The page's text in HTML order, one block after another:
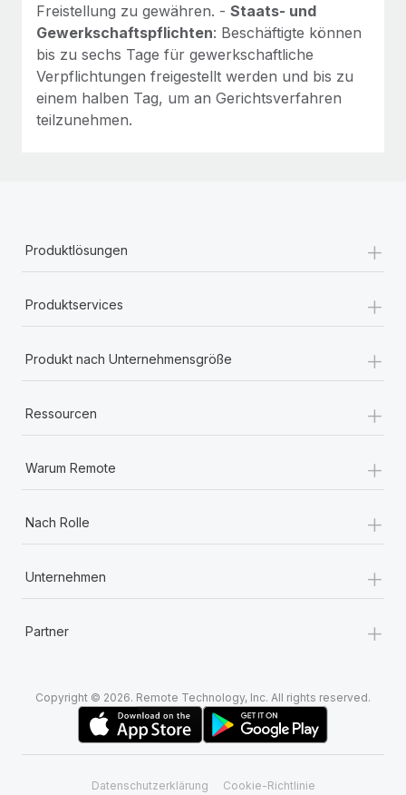
Freistellung zu gewähren. - Staats- und
Gewerkschaftspflichten: Beschäftigte können
bis zu sechs Tage für gewerkschaftliche
Verpflichtungen freigestellt werden und bis zu
einem halben Tag, um an Gerichtsverfahren
teilzunehmen.
Produktlösungen +
Produktservices +
Produkt nach Unternehmensgröße +
Ressourcen +
Warum Remote +
Nach Rolle +
Unternehmen +
Partner +
Copyright © 2026. Remote Technology, Inc. All rights reserved.
Datenschutzerklärung Cookie-Richtlinie